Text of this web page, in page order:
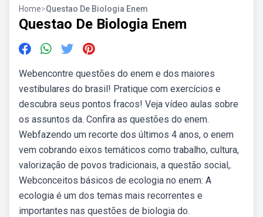
Home>Questao De Biologia Enem
Questao De Biologia Enem
Webencontre questões do enem e dos maiores
vestibulares do brasil! Pratique com exercícios e
descubra seus pontos fracos! Veja vídeo aulas sobre
os assuntos da. Confira as questões do enem.
Webfazendo um recorte dos últimos 4 anos, o enem
vem cobrando eixos temáticos como trabalho, cultura,
valorização de povos tradicionais, a questão social,.
Webconceitos básicos de ecologia no enem: A
ecologia é um dos temas mais recorrentes e
importantes nas questões de biologia do.